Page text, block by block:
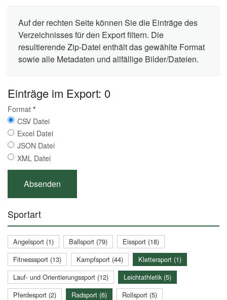
Auf der rechten Seite können Sie die Einträge des
Verzeichnisses für den Export filtern. Die
resultierende Zip-Datei enthält das gewählte Format
sowie alle Metadaten und allfällige Bilder/Dateien.
Einträge im Export: 0
Format *
CSV Datei
Excel Datei
JSON Datei
XML Datei
Sportart
Angelsport (1) Ballsport (79)
Eissport (18)
Fitnesssport (13)
Kampfsport (44)
Klettersport (1)
Lauf- und Orientierungssport (12)
Leichtathletik (5)
Pferdesport (2)
Radsport (6)
Rollsport (5)